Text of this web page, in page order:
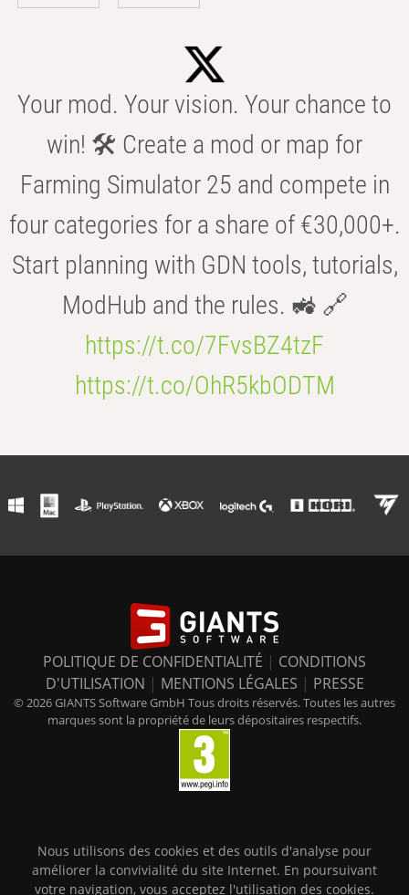
Your mod. Your vision. Your chance to
win! 🛠️ Create a mod or map for
Farming Simulator 25 and compete in
four categories for a share of €30,000+.
Start planning with GDN tools, tutorials,
ModHub and the rules. 🚜 🔗
https://t.co/7FvsBZ4tzF
https://t.co/OhR5kbODTM
POLITIQUE DE CONFIDENTIALITÉ | CONDITIONS
D'UTILISATION | MENTIONS LÉGALES | PRESSE
© 2026 GIANTS Software GmbH Tous droits réservés. Toutes les autres
marques sont la propriété de leurs dépositaires respectifs.
Nous utilisons des cookies et des outils d'analyse pour
améliorer la convivialité du site Internet. En poursuivant
votre navigation, vous acceptez l'utilisation des cookies.